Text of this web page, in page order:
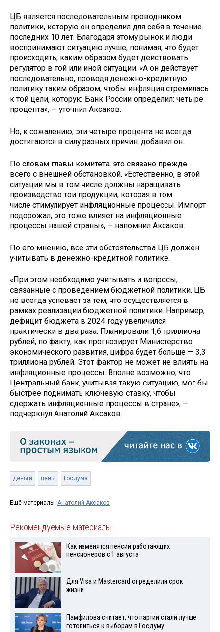
ЦБ является последовательным проводником
политики, которую он определил для себя в течение
последних 10 лет. Благодаря этому рынок и люди
воспринимают ситуацию лучше, понимая, что будет
происходить, каким образом будет действовать
регулятор в той или иной ситуации. «А он действует
последовательно, проводя денежно-кредитную
политику таким образом, чтобы инфляция стремилась
к той цели, которую Банк России определил: четыре
процента», — уточнил Аксаков.
Но, к сожалению, эти четыре процента не всегда
достигаются в силу разных причин, добавил он.
По словам главы комитета, это связано прежде
всего с внешней обстановкой. «Естественно, в этой
ситуации мы в том числе должны наращивать
производство той продукции, которая в том
числе стимулирует инфляционные процессы. Импорт
подорожал, это тоже влияет на инфляционные
процессы нашей страны», — напомнил Аксаков.
По его мнению, все эти обстоятельства ЦБ должен
учитывать в денежно-кредитной политике.
«При этом необходимо учитывать и вопросы,
связанные с проведением бюджетной политики. ЦБ
не всегда успевает за тем, что осуществляется в
рамках реализации бюджетной политики. Например,
дефицит бюджета в 2024 году увеличился
практически в два раза. Планировали 1,6 триллиона
рублей, по факту, как прогнозирует Министерство
экономического развития, цифра будет больше — 3,3
триллиона рублей. Этот фактор не может не влиять на
инфляционные процессы. Вполне возможно, что
Центральный банк, учитывая такую ситуацию, мог бы
быстрее поднимать ключевую ставку, чтобы
сдержать инфляционные процессы в стране», —
подчеркнул Анатолий Аксаков.
деньги цены Госдума
Ещё материалы: Анатолий Аксаков
Рекомендуемые материалы
Как изменятся пенсии работающих
пенсионеров с 1 августа
Для Visа и Mastercard определили срок
жизни
Памфилова считает, что партии стали лучше
готовиться к выборам в Госдуму